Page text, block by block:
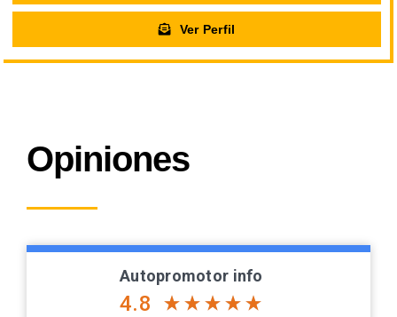
Ver Perfil
Opiniones
Autopromotor info
4.8